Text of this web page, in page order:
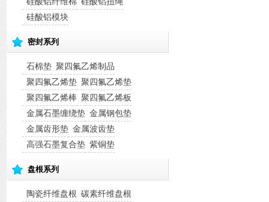
硅酸铝模块
密封系列
石棉垫 聚四氟乙烯制品
聚四氟乙烯垫 聚四氟乙烯垫
聚四氟乙烯棒 聚四氟乙烯板
金属石墨缠绕垫 金属钢包垫
金属齿形垫 金属波齿垫
高强石墨复合垫 紫铜垫
盘根系列
陶瓷纤维盘根 碳素纤维盘根